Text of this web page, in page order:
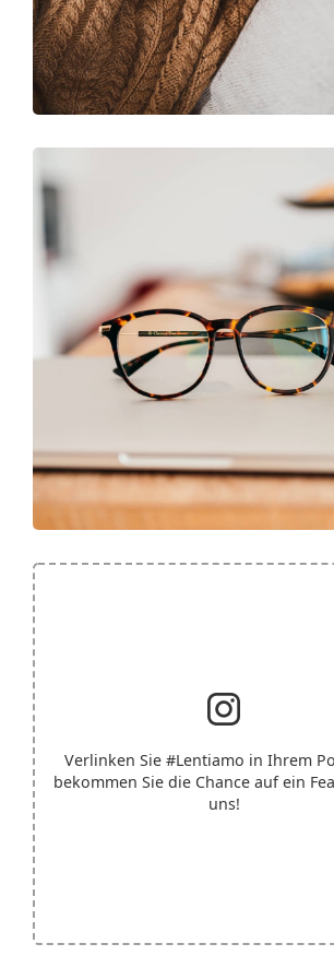
Marke:
Code:
Verlinken Sie #Lentiamo in Ihrem
bekommen Sie die Chance auf ein
uns!